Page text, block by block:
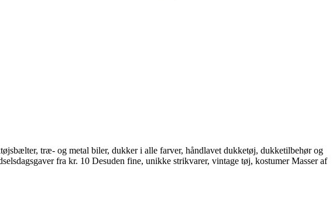
træ- og metal biler, dukker i alle farver, håndlavet dukketøj, dukketilbehør og
fra kr. 10 Desuden fine, unikke strikvarer, vintage tøj, kostumer Masser af